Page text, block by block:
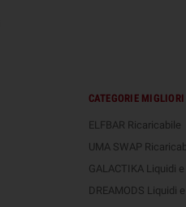
CATEGORIE MIGLIORI
ELFBAR Ricaricabile
UMA SWAP
GALACTIKA Liquidi
DREAMODS Liquidi